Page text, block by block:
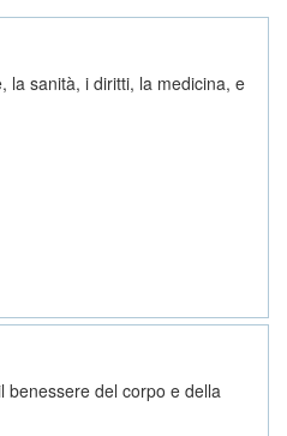
la sanità, i diritti, la medicina, e
benessere del corpo e della